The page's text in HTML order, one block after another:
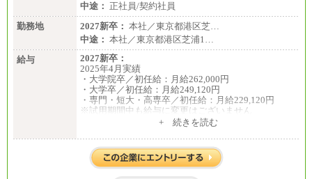
■(株)JTBパブリッシング ※2027年新卒募集終了
総合職 月給241,000円
中途：
①月給227,000円以上
②月給212,000円以上
③月給172,500円以上
④月給23万円～37万円
⑤月給20万円～25万円
⑥月給33万円～48万円
⑦月給271,000円以上
⑧～⑮月給200,000円〜月給400,000円
⑯月給185,000円以上
⑰月給237,000円以上
⑱月給212,000円以上
⑲東京：月給202,000 円以上 、京都：月給193,000 円
以上
中途： 正社員/契約社員
勤務地
2027新卒： 本社／東京都港区芝…
中途： 本社／東京都港区芝浦1…
給与
2027新卒：
2025年4月実績
・大学院卒／初任給：月給262,000円
・大学卒／初任給：月給249,120円
・専門・短大・高専卒／初任給：月給229,120円
※試用期間中も給与に変更はございません
※試用期間中(2ヶ月間)も給与等に変更はございませ
※給与額は、経験、能力を考慮し決定致します。
+ 続きを読む